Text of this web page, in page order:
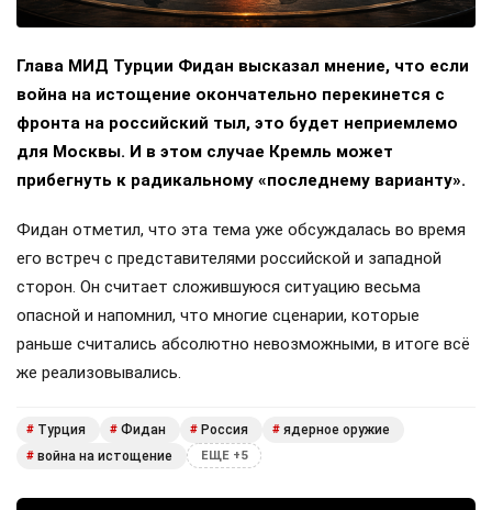
Глава МИД Турции Фидан высказал мнение, что если
война на истощение окончательно перекинется с
фронта на российский тыл, это будет неприемлемо
для Москвы. И в этом случае Кремль может
прибегнуть к радикальному «последнему варианту».
Фидан отметил, что эта тема уже обсуждалась во время
его встреч с представителями российской и западной
сторон. Он считает сложившуюся ситуацию весьма
опасной и напомнил, что многие сценарии, которые
раньше считались абсолютно невозможными, в итоге всё
же реализовывались.
# Турция # Фидан # Россия # ядерное оружие
# война на истощение ЕЩЕ +5